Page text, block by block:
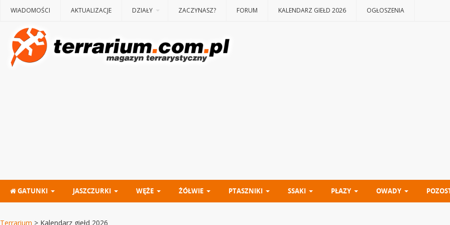
WIADOMOŚCI AKTUALIZACJE DZIAŁY ZACZYNASZ? FORUM KALENDARZ GIEŁD 2026 OGŁOSZENIA
GATUNKI JASZCZURKI WĘŻE ŻÓŁWIE PTASZNIKI SSAKI PŁAZY OWADY
Terrarium > Kalendarz giełd 2026